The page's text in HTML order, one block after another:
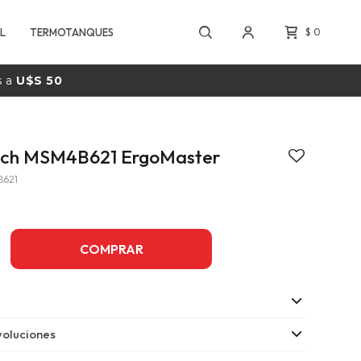
TERMOTANQUES $ 0
a U$S 50
MSM4B621 ErgoMaster
COMPRAR